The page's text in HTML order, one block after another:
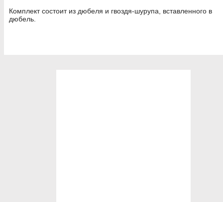
Комплект состоит из дюбеля и гвоздя-шурупа, вставленного в
дюбель.